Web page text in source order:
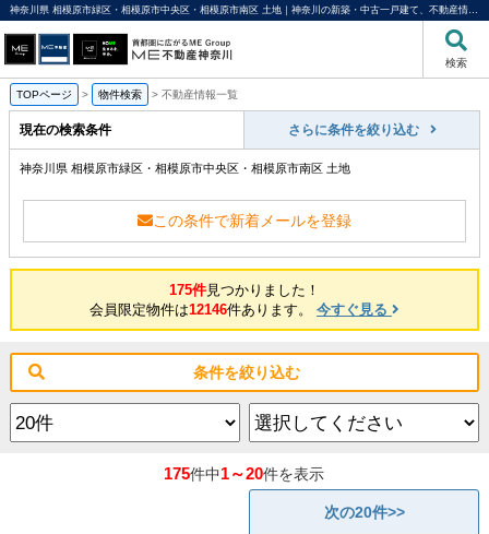
神奈川県 相模原市緑区・相模原市中央区・相模原市南区 土地｜神奈川の新築・中古一戸建て、不動産情報ならME不動産神奈川
検索
TOPページ > 物件検索 > 不動産情報一覧
現在の検索条件 さらに条件を絞り込む
神奈川県 相模原市緑区・相模原市中央区・相模原市南区 土地
この条件で新着メールを登録
175件見つかりました！
会員限定物件は12146件あります。 今すぐ見る
条件を絞り込む
175件中1～20件を表示
次の20件>>